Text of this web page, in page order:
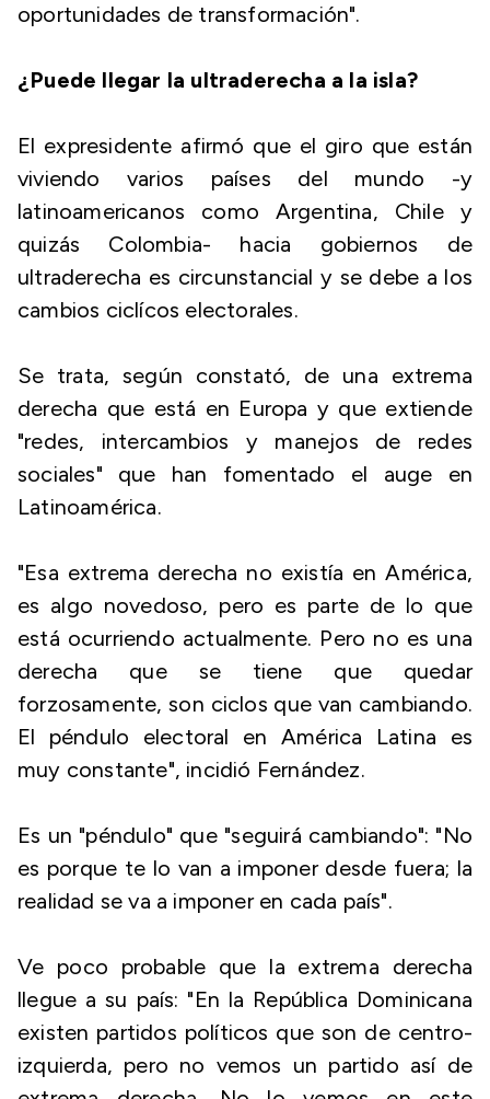
oportunidades de transformación".
¿Puede llegar la ultraderecha a la isla?
El expresidente afirmó que el giro que están
viviendo varios países del mundo -y
latinoamericanos como Argentina, Chile y
quizás Colombia- hacia gobiernos de
ultraderecha es circunstancial y se debe a los
cambios ciclícos electorales.
Se trata, según constató, de una extrema
derecha que está en Europa y que extiende
"redes, intercambios y manejos de redes
sociales" que han fomentado el auge en
Latinoamérica.
"Esa extrema derecha no existía en América,
es algo novedoso, pero es parte de lo que
está ocurriendo actualmente. Pero no es una
derecha que se tiene que quedar
forzosamente, son ciclos que van cambiando.
El péndulo electoral en América Latina es
muy constante", incidió Fernández.
Es un "péndulo" que "seguirá cambiando": "No
es porque te lo van a imponer desde fuera; la
realidad se va a imponer en cada país".
Ve poco probable que la extrema derecha
llegue a su país: "En la República Dominicana
existen partidos políticos que son de centro-
izquierda, pero no vemos un partido así de